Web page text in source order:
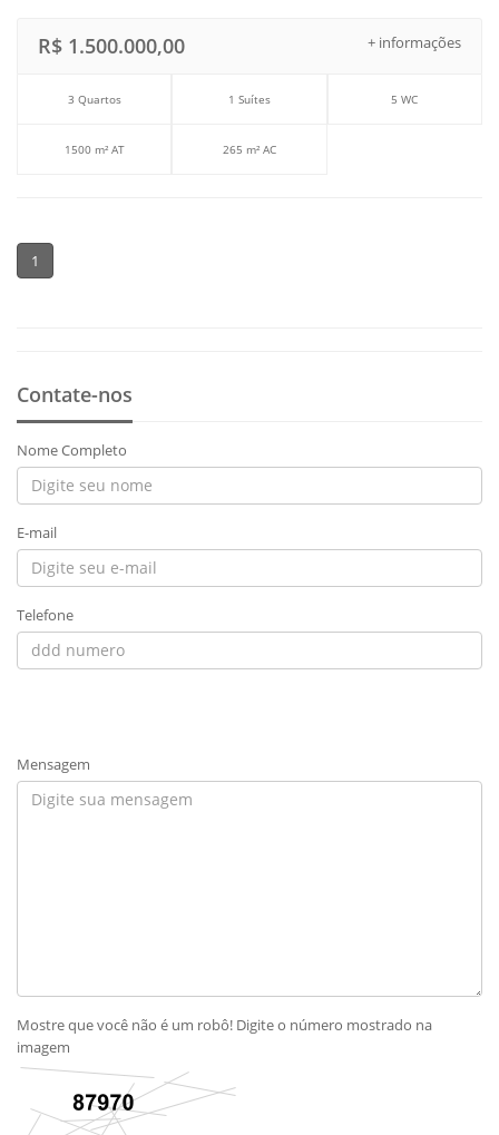
+ informações
R$ 1.500.000,00
3 Quartos 1 Suítes 5 WC
1500 m² AT 265 m² AC
1
Contate-nos
Nome Completo
E-mail
Telefone
Mensagem
Mostre que você não é um robô! Digite o número mostrado na
imagem